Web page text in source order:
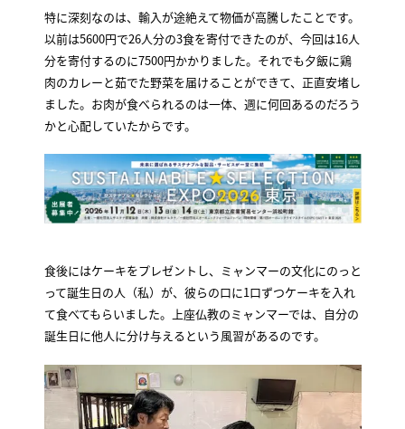
特に深刻なのは、輸入が途絶えて物価が高騰したことです。
以前は5600円で26人分の3食を寄付できたのが、今回は16人
分を寄付するのに7500円かかりました。それでも夕飯に鶏
肉のカレーと茹でた野菜を届けることができて、正直安堵し
ました。お肉が食べられるのは一体、週に何回あるのだろう
かと心配していたからです。
食後にはケーキをプレゼントし、ミャンマーの文化にのっと
って誕生日の人（私）が、彼らの口に1口ずつケーキを入れ
て食べてもらいました。上座仏教のミャンマーでは、自分の
誕生日に他人に分け与えるという風習があるのです。